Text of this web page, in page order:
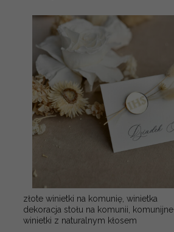
złote winietki na komunię, winietka
dekoracja stołu na komunii, komunijne
winietki z naturalnym kłosem